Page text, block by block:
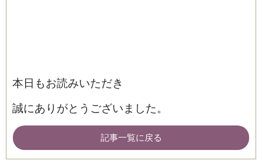
本日もお読みいただき
誠にありがとうございました。
記事一覧に戻る